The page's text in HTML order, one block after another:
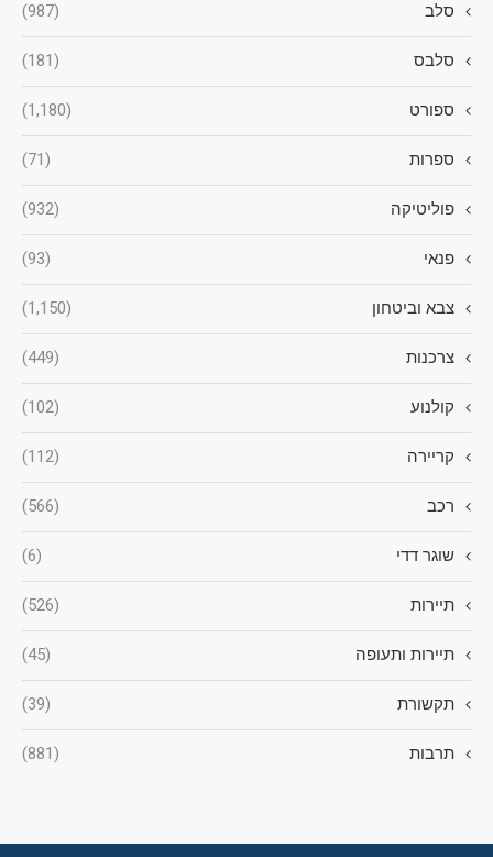
סלב (987)
סלבס (181)
ספורט (1,180)
ספרות (71)
פוליטיקה (932)
פנאי (93)
צבא וביטחון (1,150)
צרכנות (449)
קולנוע (102)
קריירה (112)
רכב (566)
שוגר דדי (6)
תיירות (526)
תיירות ותעופה (45)
תקשורת (39)
תרבות (881)